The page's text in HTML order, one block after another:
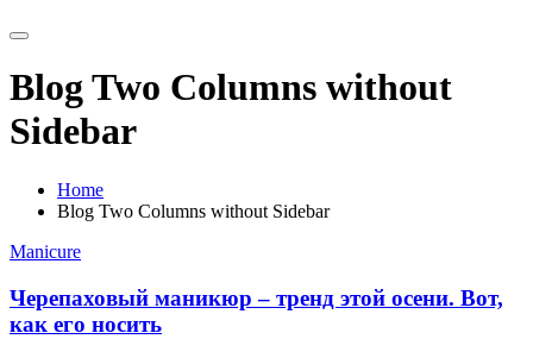
Blog Two Columns without
Sidebar
Home
Blog Two Columns without Sidebar
Manicure
Черепаховый маникюр – тренд этой осени. Вот,
как его носить